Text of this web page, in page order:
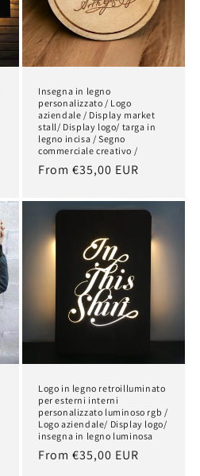
Insegna in legno
personalizzato / Logo
aziendale / Display market
stall/ Display logo/ targa in
legno incisa / Segno
commerciale creativo /
Regular
From €35,00 EUR
Logo in legno retroilluminato
per esterni interni
personalizzato luminoso rgb /
Logo aziendale/ Display logo/
insegna in legno luminosa
Regular
From €35,00 EUR